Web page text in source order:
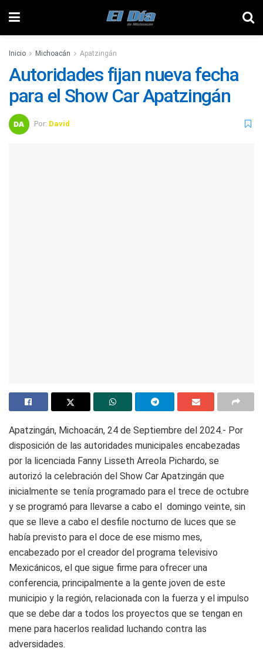
Inicio Michoacán Apatzingán
Autoridades fijan nueva fecha
para el Show Car Apatzingán
Por: David
Apatzingán, Michoacán, 24 de Septiembre del 2024.- Por
disposición de las autoridades municipales encabezadas
por la licenciada Fanny Lisseth Arreola Pichardo, se
autorizó la celebración del Show Car Apatzingán que
inicialmente se tenía programado para el trece de octubre
y se programó para llevarse a cabo el domingo veinte, sin
que se lleve a cabo el desfile nocturno de luces que se
había previsto para el doce de ese mismo mes,
encabezado por el creador del programa televisivo
Mexicánicos, el que sigue firme para ofrecer una
conferencia, principalmente a la gente joven de este
municipio y la región, relacionada con la fuerza y el impulso
que se debe dar a todos los proyectos que se tengan en
mene para hacerlos realidad luchando contra las
adversidades.